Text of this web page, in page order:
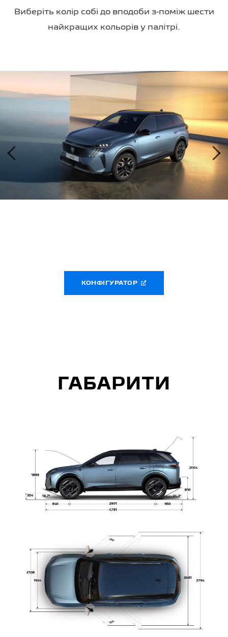
Виберіть колір собі до вподоби з-поміж шести
найкращих кольорів у палітрі.
‹ ›
КОНФІГУРАТОР
ГАБАРИТИ